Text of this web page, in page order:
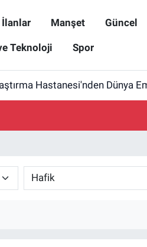
İlanlar Manşet Güncel
Teknoloji Spor
Hastanesi'nden Dünya